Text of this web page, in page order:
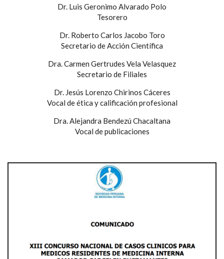
Dr. Luis Geronimo Alvarado Polo
Tesorero
Dr. Roberto Carlos Jacobo Toro
Secretario de Acción Científica
Dra. Carmen Gertrudes Vela Velasquez
Secretario de Filiales
Dr. Jesús Lorenzo Chirinos Cáceres
Vocal de ética y calificación profesional
Dra. Alejandra Bendezú Chacaltana
Vocal de publicaciones